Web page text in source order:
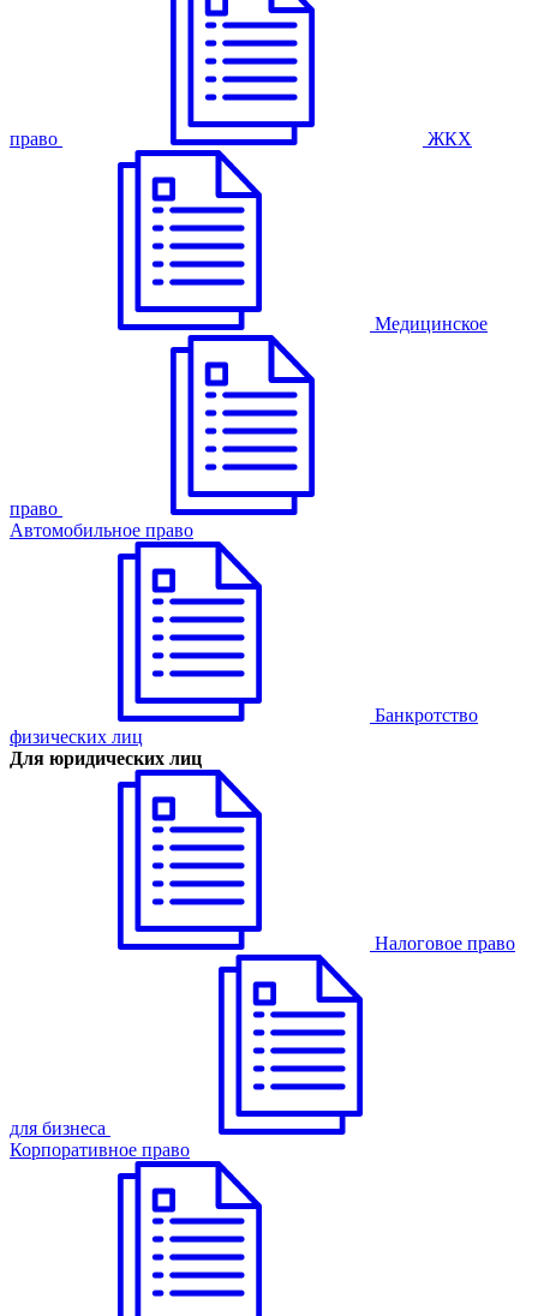
право ЖКХ
Медицинское
право
Автомобильное право
Банкротство
физических лиц
Для юридических лиц
Налоговое право
для бизнеса
Корпоративное право